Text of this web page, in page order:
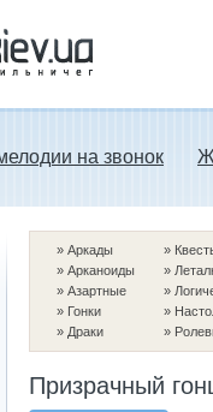
скачать
на звонок
» Аркады
» Арканоиды
» Азартные
» Гонки
» Драки
»
»
»
»
»
Призрачный